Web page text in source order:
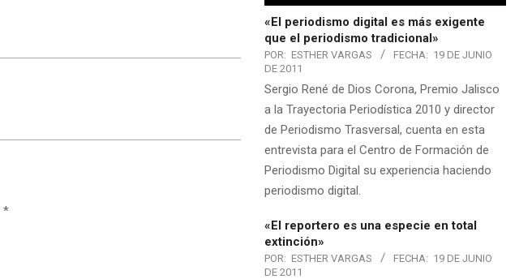
*
«El periodismo digital es más exigente
que el periodismo tradicional»
POR: ESTHER VARGAS FECHA: 19 DE JUNIO
DE 2011
Sergio René de Dios Corona, Premio Jalisco
a la Trayectoria Periodística 2010 y director
de Periodismo Trasversal, cuenta en esta
entrevista para el Centro de Formación de
Periodismo Digital su experiencia haciendo
periodismo digital.
«El reportero es una especie en total
extinción»
POR: ESTHER VARGAS FECHA: 19 DE JUNIO
DE 2011